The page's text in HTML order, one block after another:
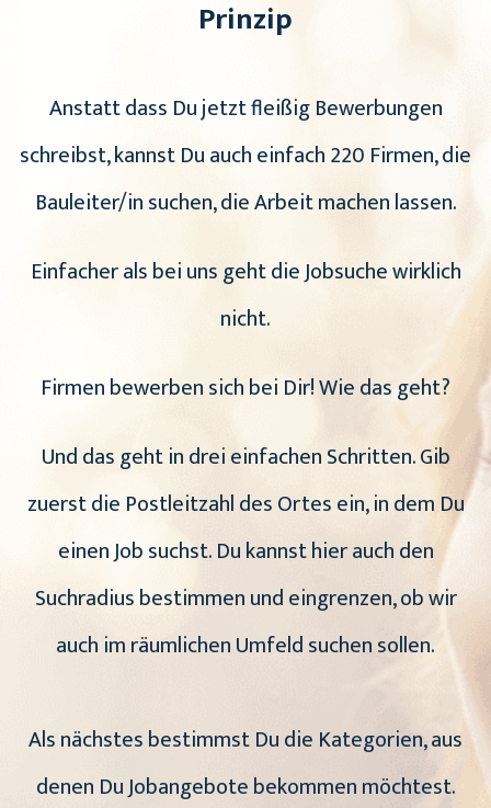
Prinzip
Anstatt dass Du jetzt fleißig Bewerbungen
schreibst, kannst Du auch einfach 220 Firmen, die
Bauleiter/in suchen, die Arbeit machen lassen.
Einfacher als bei uns geht die Jobsuche wirklich
nicht.
Firmen bewerben sich bei Dir! Wie das geht?
Und das geht in drei einfachen Schritten. Gib
zuerst die Postleitzahl des Ortes ein, in dem Du
einen Job suchst. Du kannst hier auch den
Suchradius bestimmen und eingrenzen, ob wir
auch im räumlichen Umfeld suchen sollen.
Als nächstes bestimmst Du die Kategorien, aus
denen Du Jobangebote bekommen möchtest.